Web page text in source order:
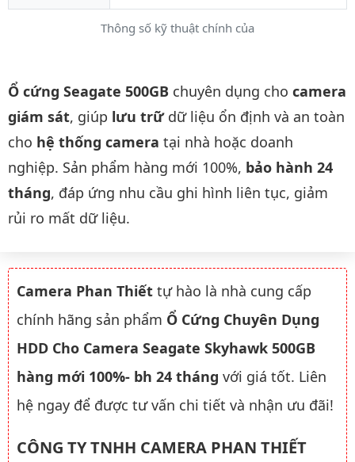
Thông số kỹ thuật chính của
Mô tả chi tiết sản phẩm
Ổ cứng Seagate 500GB chuyên dụng cho camera
giám sát, giúp lưu trữdữ liệu ổn định và an toàn
cho hệ thống camera tại nhà hoặc doanh
nghiệp. Sản phẩm hàng mới 100%, bảo hành 24
tháng, đáp ứng nhu cầu ghi hình liên tục, giảm
rủi ro mất dữ liệu.
Camera Phan Thiết tự hào là nhà cung cấp
chính hãng sản phẩm Ổ Cứng Chuyên Dụng
HDD Cho Camera Seagate Skyhawk 500GB
hàng mới 100%- bh 24 tháng với giá tốt. Liên
hệ ngay để được tư vấn chi tiết và nhận ưu đãi!
CÔNG TY TNHH CAMERA PHAN THIẾT